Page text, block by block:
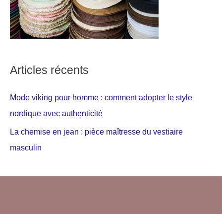
Articles récents
Mode viking pour homme : comment adopter le style
nordique avec authenticité
La chemise en jean : pièce maîtresse du vestiaire
masculin